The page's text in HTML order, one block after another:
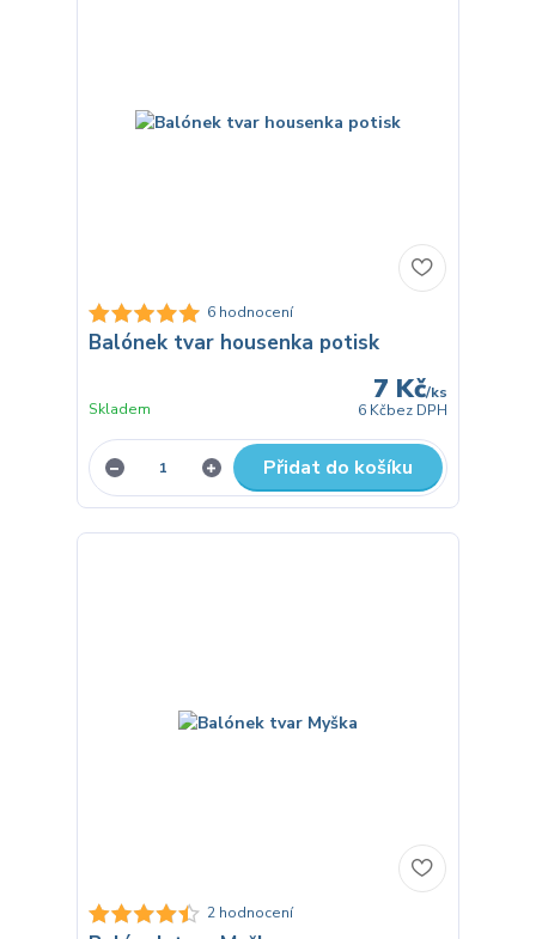
6 hodnocení
Balónek tvar housenka potisk
7 Kč/ks
6 Kčbez DPH
Skladem
Přidat do košíku
2 hodnocení